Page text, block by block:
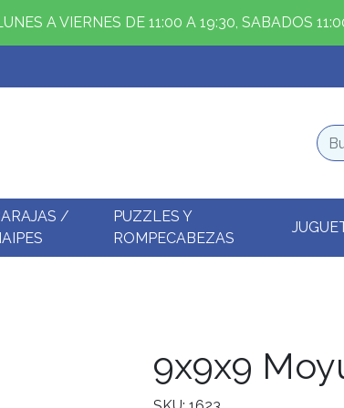
A VIERNES DE 11:00 A 19:30, SABADOS
/
PUZZLES Y
ROMPECABEZAS
9x9x9